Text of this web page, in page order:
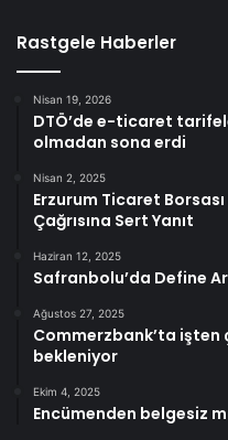
Rastgele Haberler
Nisan 19, 2026
DTÖ’de e-ticaret
olmadan sona erdi
Nisan 2, 2025
Erzurum Ticaret
Çağrısına Sert Yanıt
Haziran 12, 2025
Safranbolu’da Define
Ağustos 27, 2025
Commerzbank’ta işten
bekleniyor
Ekim 4, 2025
Encümenden belgesiz